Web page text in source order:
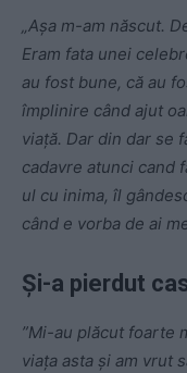
„Aşa m-am născut.
Eram fata unei
au fost bune, că au
împlinire când ajut
viaţă. Dar din dar se
cadavre atunci cand
ul cu inima, îl
când e vorba de ai
Și-a pierdut
”Mi-au plăcut foarte
viața asta și am vrut